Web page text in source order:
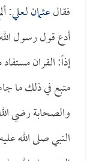
فقالعثمانلـعلي:
أدع قول رسول
إذاً: القران
متبع في ذلك ما
والصحابة رضي
النبي صلى الله